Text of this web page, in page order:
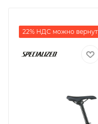
22% НДС можно